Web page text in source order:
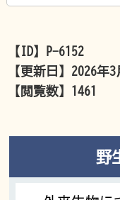
【ID】
P-6152
【更新日】 2026年3
【閲覧数】 1461
野